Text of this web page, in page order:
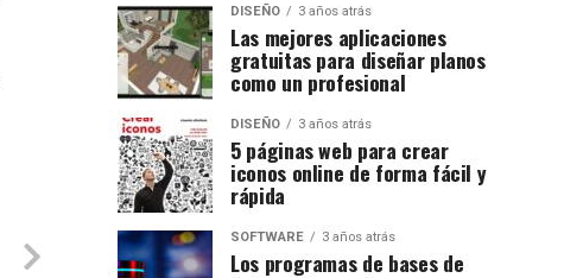
DISEÑO 3 años atrás
Las mejores aplicaciones
gratuitas para diseñar planos
como un profesional
DISEÑO 3 años atrás
5 páginas web para crear
iconos online de forma fácil y
rápida
SOFTWARE 3 años atrás
Los programas de bases de